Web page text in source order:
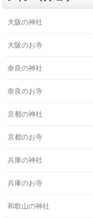
大阪の神社
大阪のお寺
奈良の神社
奈良のお寺
京都の神社
京都のお寺
兵庫の神社
兵庫のお寺
和歌山の神社